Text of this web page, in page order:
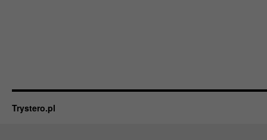
Trystero.pl